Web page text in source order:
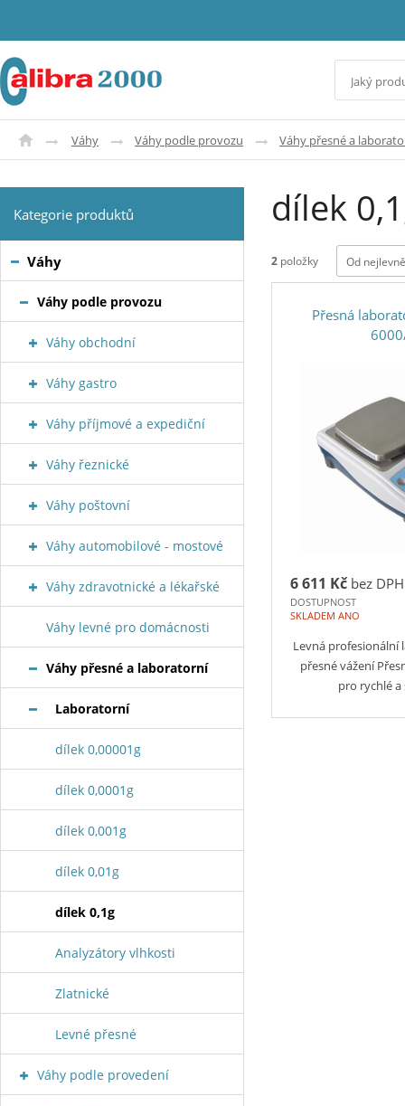
Váhy Váhy podle provozu Váhy přesné a
dílek
2 položky Od
Přesná
6 611 Kč bez DPH
DOSTUPNOST
SKLADEM ANO
Levná
přesné vážení
pro rychlé
Kategorie produktů
Váhy
Váhy podle provozu
Váhy obchodní
Váhy gastro
Váhy příjmové a expediční
Váhy řeznické
Váhy poštovní
Váhy automobilové - mostové
Váhy zdravotnické a lékařské
Váhy levné pro domácnosti
Váhy přesné a laboratorní
Laboratorní
dílek 0,00001g
dílek 0,0001g
dílek 0,001g
dílek 0,01g
dílek 0,1g
Analyzátory vlhkosti
Zlatnické
Levné přesné
Váhy podle provedení